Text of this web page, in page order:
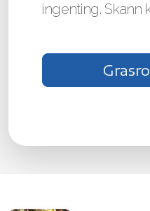
ingenting. Skann